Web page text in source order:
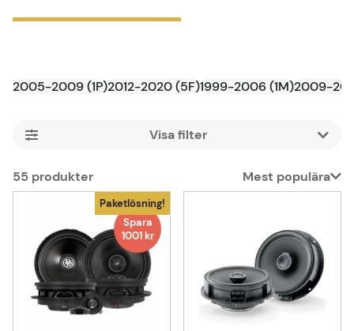
2005-2009 (1P)2012-2020 (5F)1999-2006 (1M)2009-
Filtrera
55 produkter
Mest populära
Paketlösning!
Spara
1001 kr